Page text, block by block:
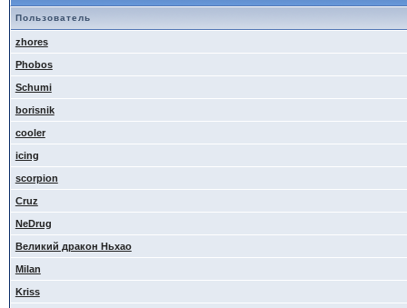
Пользователь
zhores
Phobos
Schumi
borisnik
cooler
icing
scorpion
Cruz
NeDrug
Великий дракон Ньхао
Milan
Kriss